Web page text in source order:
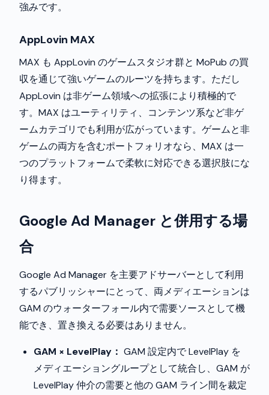
強みです。
AppLovin MAX
MAX も AppLovin のゲームスタジオ群と MoPub の買
収を通じて強いゲームのルーツを持ちます。ただし
AppLovin は非ゲーム領域への拡張により積極的で
す。MAX はユーティリティ、コンテンツ系など非ゲ
ームカテゴリでも利用が広がっています。ゲームと非
ゲームの両方を含むポートフォリオなら、MAX は一
つのプラットフォームで柔軟に対応できる選択肢にな
り得ます。
Google Ad Manager と併用する場
合
Google Ad Manager を主要アドサーバーとして利用
するパブリッシャーにとって、両メディエーションは
GAM のウォーターフォール内で需要ソースとして機
能でき、置き換える必要はありません。
GAM × LevelPlay： GAM 設定内で LevelPlay を
メディエーショングループとして統合し、GAM が
LevelPlay 仲介の需要と他の GAM ライン間を裁定